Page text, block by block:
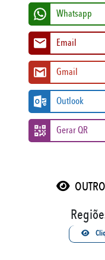
Whatsapp
Email
Gmail
Outlook
Gerar QR